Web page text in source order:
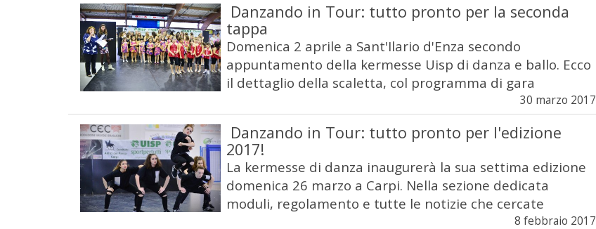
Danzando in Tour: tutto pronto per la seconda
tappa
Domenica 2 aprile a Sant'Ilario d'Enza secondo
appuntamento della kermesse Uisp di danza e ballo. Ecco
il dettaglio della scaletta, col programma di gara
30 marzo 2017
Danzando in Tour: tutto pronto per l'edizione
2017!
La kermesse di danza inaugurerà la sua settima edizione
domenica 26 marzo a Carpi. Nella sezione dedicata
moduli, regolamento e tutte le notizie che cercate
8 febbraio 2017